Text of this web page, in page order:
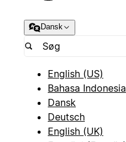
Dansk
English (US)
Bahasa Indonesia
Dansk
Deutsch
English (UK)